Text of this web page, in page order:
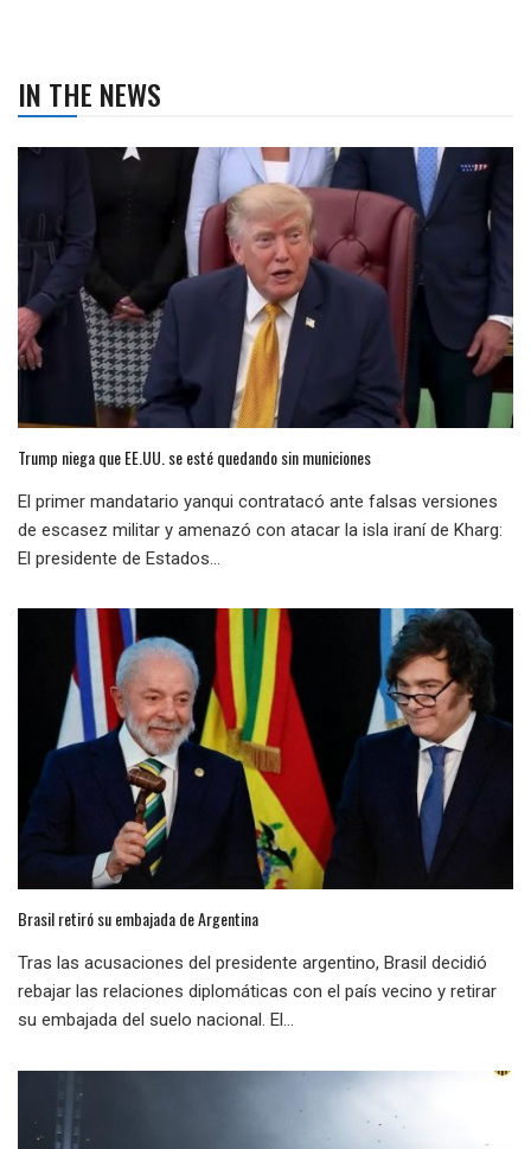
IN THE NEWS
Trump niega que EE.UU. se esté quedando sin municiones
El primer mandatario yanqui contratacó ante falsas versiones
de escasez militar y amenazó con atacar la isla iraní de Kharg:
El presidente de Estados...
Brasil retiró su embajada de Argentina
Tras las acusaciones del presidente argentino, Brasil decidió
rebajar las relaciones diplomáticas con el país vecino y retirar
su embajada del suelo nacional. El...